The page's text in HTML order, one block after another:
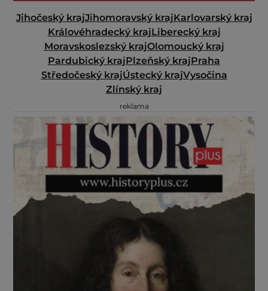
Jihočeský krajJihomoravský krajKarlovarský kraj
Královéhradecký krajLiberecký kraj
Moravskoslezský krajOlomoucký kraj
Pardubický krajPlzeňský krajPraha
Středočeský krajÚstecký krajVysočina
Zlínský kraj
reklama